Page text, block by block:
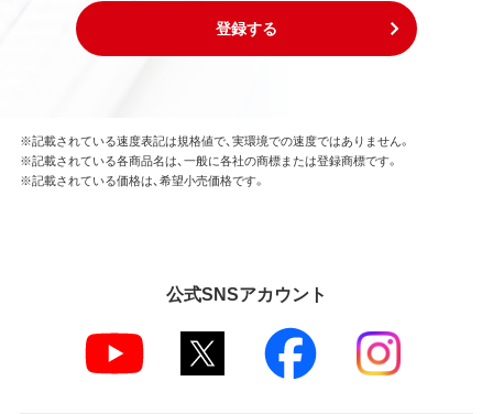
登録する
※記載されている速度表記は規格値で、実環境での速度ではありません。
※記載されている各商品名は、一般に各社の商標または登録商標です。
※記載されている価格は、希望小売価格です。
公式SNSアカウント